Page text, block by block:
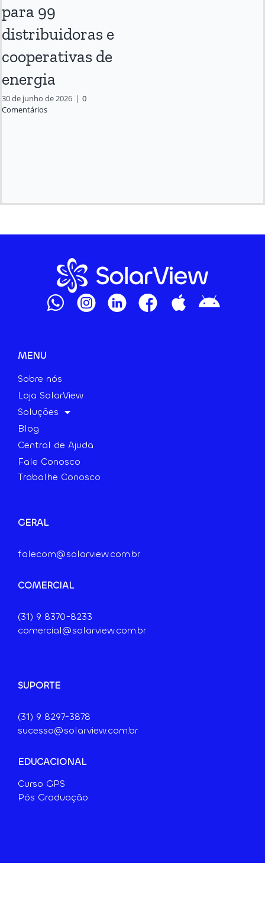
para 99
distribuidoras e
cooperativas de
energia
30 de junho de 2026 | 0
Comentários
MENU
Sobre nós
Loja SolarView
Soluções
Blog
Central de Ajuda
Fale Conosco
Trabalhe Conosco
GERAL
falecom@solarview.com.br
COMERCIAL
(31) 9 8370-8233
comercial@solarview.com.br
SUPORTE
(31) 9 8297-3878
sucesso@solarview.com.br
EDUCACIONAL
Curso GPS
Pós Graduação